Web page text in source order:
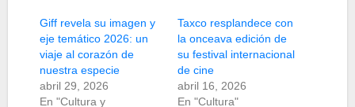
Giff revela su imagen y
eje temático 2026: un
viaje al corazón de
nuestra especie
abril 29, 2026
En "Cultura y
Taxco resplandece con
la onceava edición de
su festival internacional
de cine
abril 16, 2026
En "Cultura"